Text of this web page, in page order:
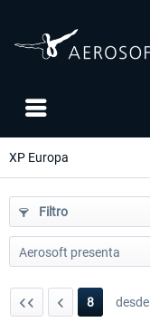
XP Europa
Filtro
8 desde